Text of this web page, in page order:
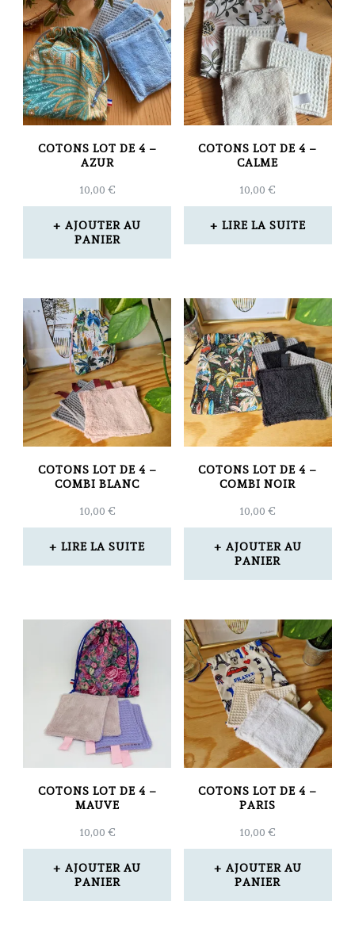
COTONS LOT DE 4 –
AZUR
10,00 €
AJOUTER AU
PANIER
COTONS LOT DE 4 –
CALME
10,00€
LIRE LA SUITE
COTONS LOT DE 4 –
COMBI BLANC
10,00 €
LIRE LA SUITE
COTONS LOT DE 4 –
COMBI NOIR
10,00€
AJOUTER AU
PANIER
COTONS LOT DE 4 –
MAUVE
10,00 €
AJOUTER AU
PANIER
COTONS LOT DE 4 –
PARIS
10,00€
AJOUTER AU
PANIER